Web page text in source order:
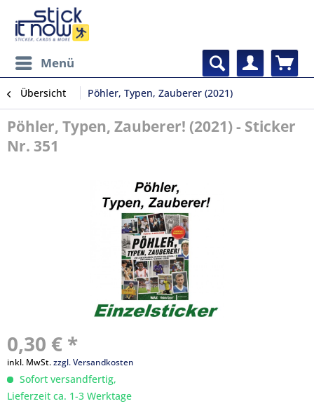
Menü
Übersicht Pöhler, Typen, Zauberer (2021)
Pöhler, Typen, Zauberer! (2021) - Sticker
Nr. 351
0,30 € *
inkl. MwSt.zzgl. Versandkosten
Sofort versandfertig,
Lieferzeit ca. 1-3 Werktage